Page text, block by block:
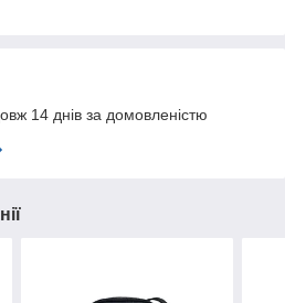
14 днів за домовленістю